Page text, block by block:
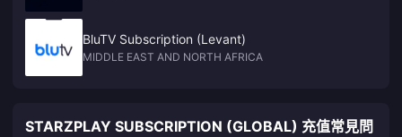
BluTV Subscription (Levant)
MIDDLE EAST AND NORTH AFRICA
STARZPLAY SUBSCRIPTION (GLOBAL) 充值常見問